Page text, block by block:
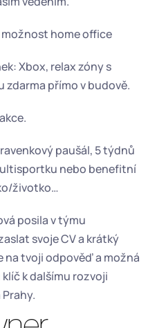
možnost home office
Xbox, relax zóny s
zdarma přímo v budově.
paušál, 5 týdnů
nebo benefitní
životko…
posila v týmu
svoje CV a krátký
na tvoji odpověď a možná
k dalšímu rozvoji